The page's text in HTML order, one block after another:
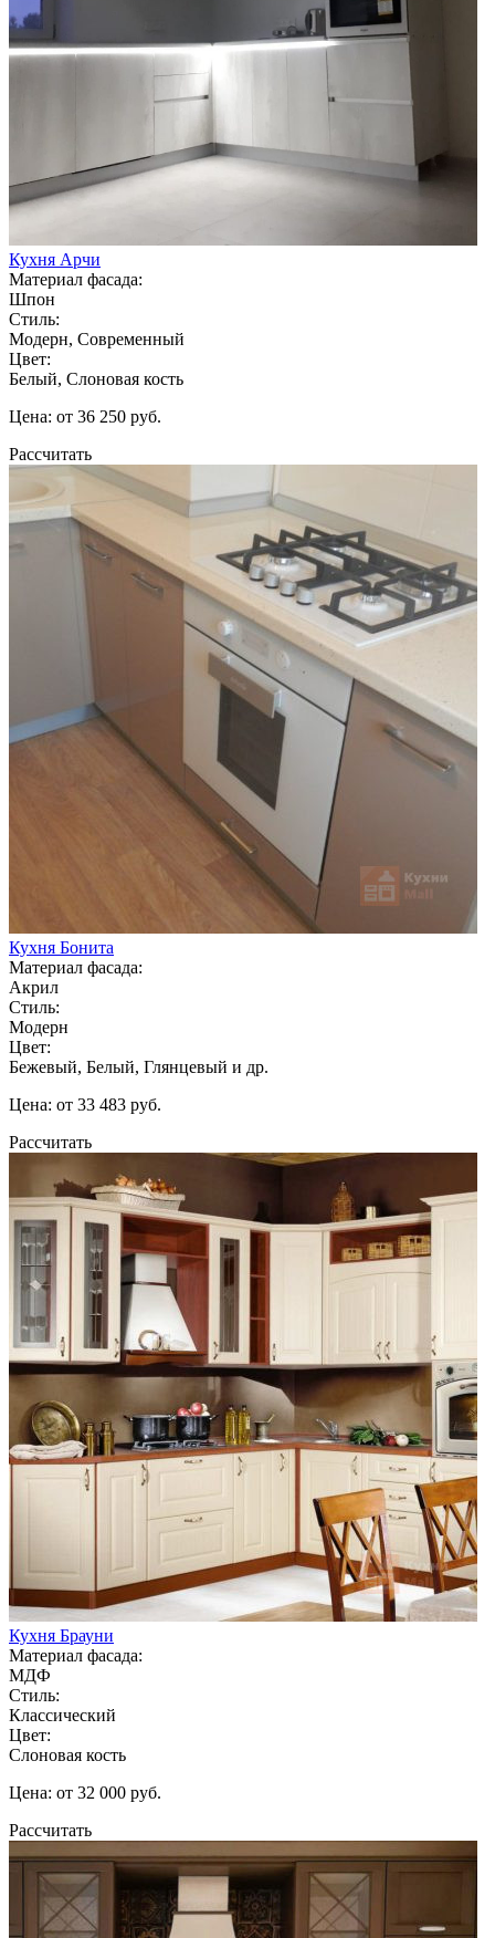
Кухня Арчи
Материал фасада:
Шпон
Стиль:
Модерн, Современный
Цвет:
Белый, Слоновая кость
Цена: от 36 250 руб.
Рассчитать
Кухня Бонита
Материал фасада:
Акрил
Стиль:
Модерн
Цвет:
Бежевый, Белый, Глянцевый и др.
Цена: от 33 483 руб.
Рассчитать
Кухня Брауни
Материал фасада:
МДФ
Стиль:
Классический
Цвет:
Слоновая кость
Цена: от 32 000 руб.
Рассчитать